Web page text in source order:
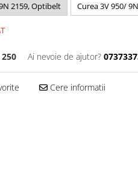
2159, Optibelt Curea 3V 950/
Ai nevoie de ajutor?
Cere informatii